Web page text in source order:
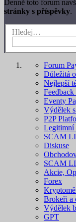
Denně toto forum
stránky s příspěvky.
Hledej…
Forum
Důležitá
Nejlepší
Eventy
Výdělek
P2P
Legitimní
SCAM
Diskuse
SCAM
Akcie,
Forex
Brokeři a
Výdělek
GPT